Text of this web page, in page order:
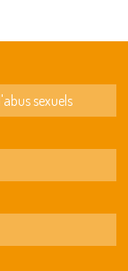
sexuels